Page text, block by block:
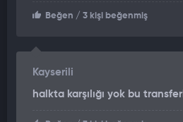
AK Parti’ye katılımların bununla
getiren Burhan, önümüzdeki günlerde
kamuoyunun pek beklemediği
yaşanabileceğini kaydetti.
"CHP'DEN 3-4 VEKİL AK PARTİ'YE
Beğen / 3 kişi beğenmiş
Kayserili
halkta karşılığı yok bu